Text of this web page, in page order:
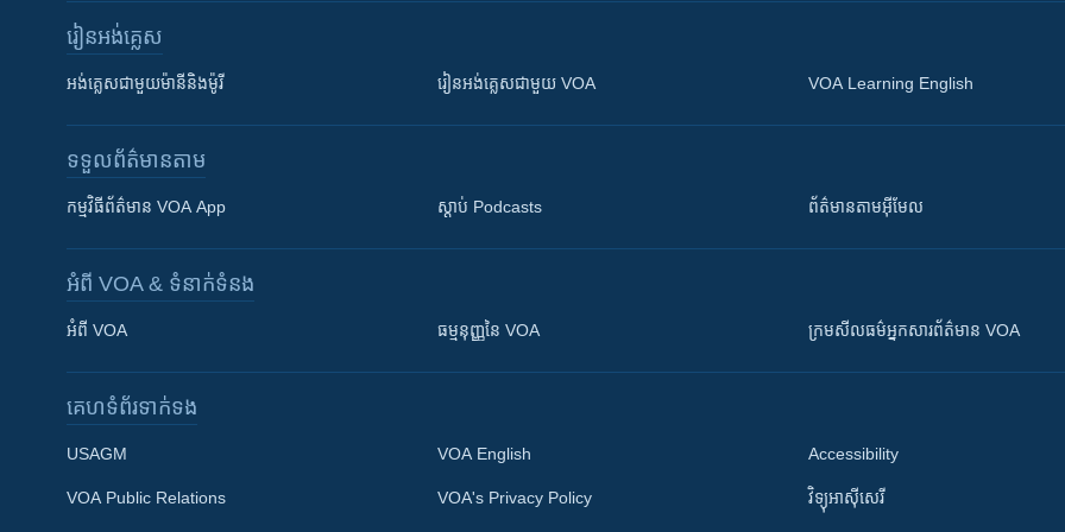
រៀន​​អង់គ្លេស
អង់គ្លេស​ជាមួយ​ម៉ានី​និង​ម៉ូរី រៀន​​​​​​អង់គ្លេស​​ជាមួយ VOA VOA Learning English
ទទួល​ព័ត៌មាន​តាម
កម្មវិធី​ព័ត៌មាន VOA App ស្តាប់ Podcasts ព័ត៌មាន​តាម​អ៊ីមែល
អំពី​ VOA & ទំនាក់ទំនង
អំពី​ VOA ធម្មនុញ្ញ​នៃ VOA ក្រម​​​សីលធម៌​​​អ្នក​​​សារព័ត៌មាន VOA
គេហទំព័រ​​ទាក់ទង
USAGM
VOA Public Relations
VOA English
VOA's Privacy Policy
Accessibility
វិទ្យុ​អាស៊ី​សេរី